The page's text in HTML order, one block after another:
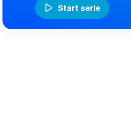
Start serie